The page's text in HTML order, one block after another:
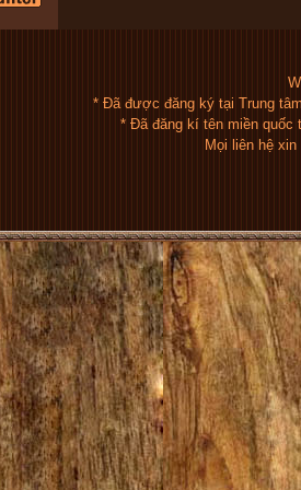
* Đã được đăng ký tại Trung
* Đã đăng kí tên miền quốc
Mọi liên hệ